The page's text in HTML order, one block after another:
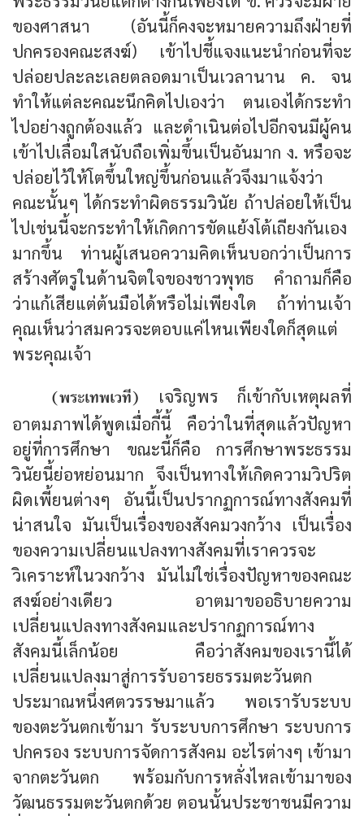
ของศาสนา (อันนี้ก็คงจะหมายความถึงฝ่ายที่
ปกครองคณะสงฆ์) เข้าไปชี้แจงแนะนำก่อนที่จะ
ปล่อยปละละเลยตลอดมาเป็นเวลานาน ค. จน
ทำให้แต่ละคณะนึกคิดไปเองว่า ตนเองได้กระทำ
ไปอย่างถูกต้องแล้ว และดำเนินต่อไปอีกจนมีผู้คน
เข้าไปเลื่อมใสนับถือเพิ่มขึ้นเป็นอันมาก ง. หรือจะ
ปล่อยไว้ให้โตขึ้นใหญ่ขึ้นก่อนแล้วจึงมาแจ้งว่า
คณะนั้นๆ ได้กระทำผิดธรรมวินัย ถ้าปล่อยให้เป็น
ไปเช่นนี้จะกระทำให้เกิดการขัดแย้งโต้เถียงกันเอง
มากขึ้น ท่านผู้เสนอความคิดเห็นบอกว่าเป็นการ
สร้างศัตรูในด้านจิตใจของชาวพุทธ คำถามก็คือ
ว่าแก้เสียแต่ต้นมือได้หรือไม่เพียงใด ถ้าท่านเจ้า
คุณเห็นว่าสมควรจะตอบแค่ไหนเพียงใดก็สุดแต่
พระคุณเจ้า
(พระเทพเวที) เจริญพร ก็เข้ากับเหตุผลที่
อาตมภาพได้พูดเมื่อกี้นี้ คือว่าในที่สุดแล้วปัญหา
อยู่ที่การศึกษา ขณะนี้ก็คือ การศึกษาพระธรรม
วินัยนี้ย่อหย่อนมาก จึงเป็นทางให้เกิดความวิปริต
ผิดเพี้ยนต่างๆ อันนี้เป็นปรากฏการณ์ทางสังคมที่
น่าสนใจ มันเป็นเรื่องของสังคมวงกว้าง เป็นเรื่อง
ของความเปลี่ยนแปลงทางสังคมที่เราควรจะ
วิเคราะห์ในวงกว้าง มันไม่ใช่เรื่องปัญหาของคณะ
สงฆ์อย่างเดียว อาตมาขออธิบายความ
เปลี่ยนแปลงทางสังคมและปรากฏการณ์ทาง
สังคมนี้เล็กน้อย คือว่าสังคมของเรานี้ได้
เปลี่ยนแปลงมาสู่การรับอารยธรรมตะวันตก
ประมาณหนึ่งศตวรรษมาแล้ว พอเรารับระบบ
ของตะวันตกเข้ามา รับระบบการศึกษา ระบบการ
ปกครอง ระบบการจัดการสังคม อะไรต่างๆ เข้ามา
จากตะวันตก พร้อมกับการหลั่งไหลเข้ามาของ
วัฒนธรรมตะวันตกด้วย ตอนนั้นประชาชนมีความ